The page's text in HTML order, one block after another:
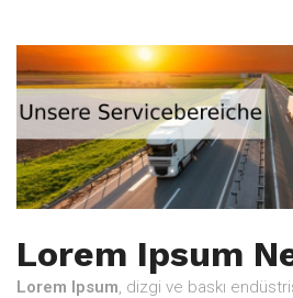
Lorem Ipsum
Lorem Ipsum, dizgi ve baskı